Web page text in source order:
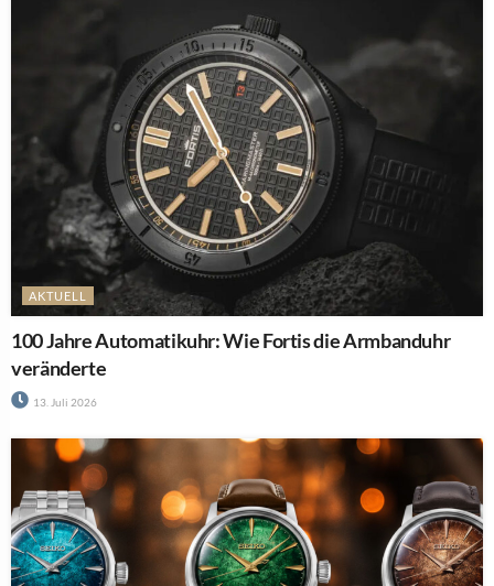
AKTUELL
100 Jahre Automatikuhr: Wie Fortis die Armbanduhr
veränderte
13. Juli 2026